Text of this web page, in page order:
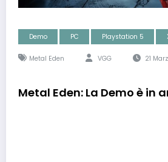
Demo PC Playstation 5
Metal Eden VGG 21
Metal Eden: La Demo è in